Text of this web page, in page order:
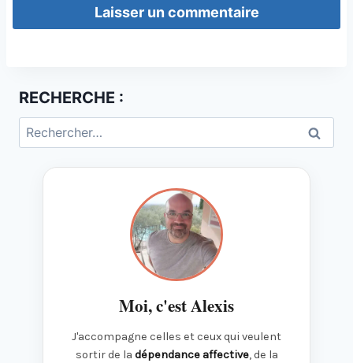
RECHERCHE :
Rechercher :
Moi, c'est Alexis
J'accompagne celles et ceux qui veulent
sortir de la dépendance affective, de la